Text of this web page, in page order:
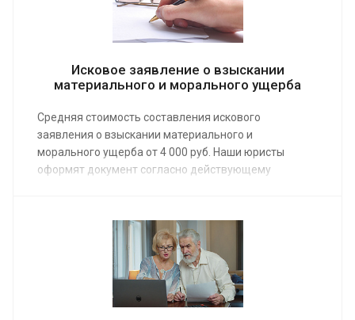
Исковое заявление о взыскании
материального и морального ущерба
Средняя стоимость составления искового
заявления о взыскании материального и
морального ущерба от 4 000 руб. Наши юристы
оформят документ согласно действующему
принять во внимание. Заказ услуги обеспечивает
предоставление квалифицированной юридической
помощи в необходимом объеме.